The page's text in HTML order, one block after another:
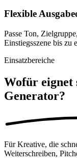
Flexible
Passe Ton,
Einstiegsszene bis zu
Einsatzbereiche
Wofür eignet
Generator?
Für Kreative, die
Weiterschreiben,